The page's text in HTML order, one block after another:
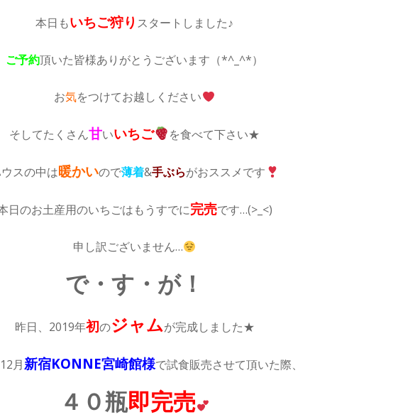
本日もいちご狩り スタートしました♪
ご予約頂いた皆様ありがとうございます（*^_^*）
お気をつけてお越しください
そしてたくさん甘いいちご を食べて下さい★
スの中は暖かいので薄着&手ぶらがおススメです
日のお土産用のいちごはもうすでに完売です…(>_<)
申し訳ございません…
で・す・が！
昨日、2019年初のジャムが完成しました★
月新宿KONNE宮崎館様で試食販売させて頂いた際、
４０瓶即完売